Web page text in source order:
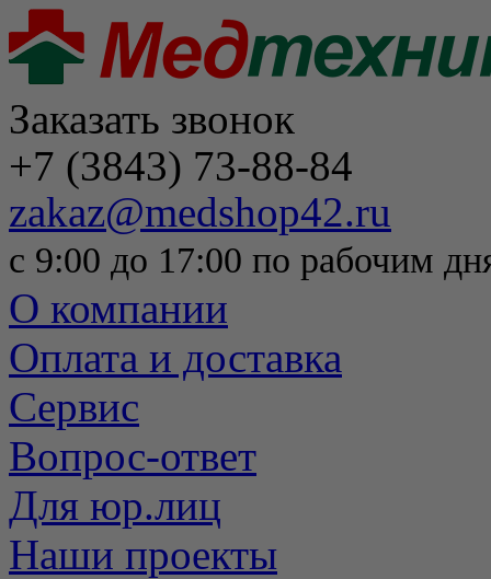
Заказать звонок
+7 (3843) 73-88-84
zakaz@medshop42.ru
с 9:00 до 17:00 по рабочим
О компании
Оплата и доставка
Сервис
Вопрос-ответ
Для юр.лиц
Наши проекты